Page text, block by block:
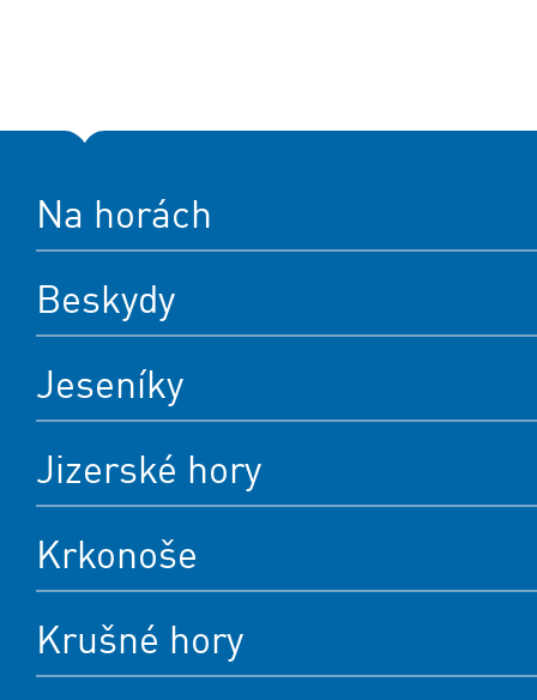
Na horách
Beskydy
Jeseníky
Jizerské hory
Krkonoše
Krušné hory